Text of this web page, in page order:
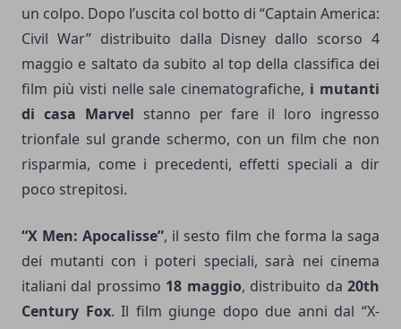
un colpo. Dopo l’uscita col botto di “Captain America:
Civil War” distribuito dalla Disney dallo scorso 4
maggio e saltato da subito al top della classifica dei
film più visti nelle sale cinematografiche, i mutanti
di casa Marvel stanno per fare il loro ingresso
trionfale sul grande schermo, con un film che non
risparmia, come i precedenti, effetti speciali a dir
poco strepitosi.
“X Men: Apocalisse”, il sesto film che forma la saga
dei mutanti con i poteri speciali, sarà nei cinema
italiani dal prossimo 18 maggio, distribuito da 20th
Century Fox. Il film giunge dopo due anni dal “X-